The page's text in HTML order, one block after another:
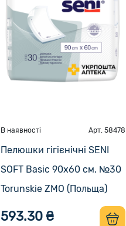
В наявності Арт. 58478
Пелюшки гігієнічні SENI
SOFT Basic 90х60 см. №30
Torunskie ZMO (Польща)
593.30 ₴